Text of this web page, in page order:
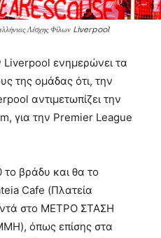
Λέσχης Φίλων Liverpool
ενημερώνει τα
της ομάδας ότι, την
αντιμετωπίζει την
για την Premier League
το βράδυ και θα το
Cafe (Πλατεία
στο ΜΕΤΡΟ ΣΤΑΣΗ
όπως επίσης στα